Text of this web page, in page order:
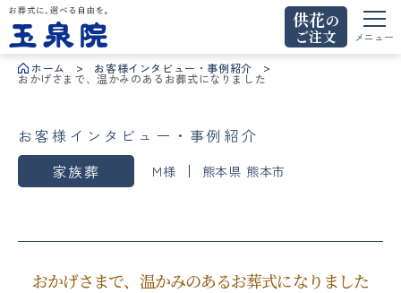
お葬式に、選べる自由を。玉泉院
供花の
ご注文
メニュー
ホーム お客様インタビュー・事例紹介
おかげさまで、温かみのあるお葬式になりました
お客様インタビュー・事例紹介
家族葬
M様 熊本県 熊本市
おかげさまで、温かみのあるお葬式になりました